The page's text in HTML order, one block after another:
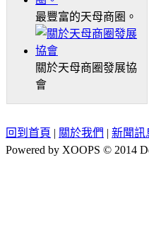
最豐富的天母商圈。
關於天母商圈發展協
會
回到首頁 | 關於我們 | 新聞訊
Powered by XOOPS © 2014